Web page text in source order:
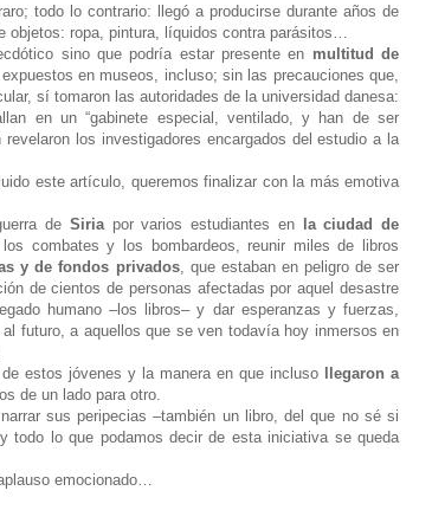
todo lo contrario: llegó a producirse durante años de
objetos: ropa, pintura, líquidos contra parásitos…
sino que podría estar presente en multitud de
en museos, incluso; sin las precauciones que,
sí tomaron las autoridades de la universidad danesa:
en un “gabinete especial, ventilado, y han de ser
los investigadores encargados del estudio a la
este artículo, queremos finalizar con la más emotiva
de Siriapor varios estudiantes en
la ciudad de
combates y los bombardeos, reunir miles de libros
y de fondos privados, que estaban en peligro de ser
de cientos de personas afectadas por aquel desastre
humano ‒los libros‒ y dar esperanzas y fuerzas,
futuro, a aquellos que se ven todavía hoy inmersos en
estos jóvenes y la manera en que incluso
llegaron a
de un lado para otro.
sus peripecias ‒también un libro, del que no sé si
todo lo que podamos decir de esta iniciativa se queda
emocionado…